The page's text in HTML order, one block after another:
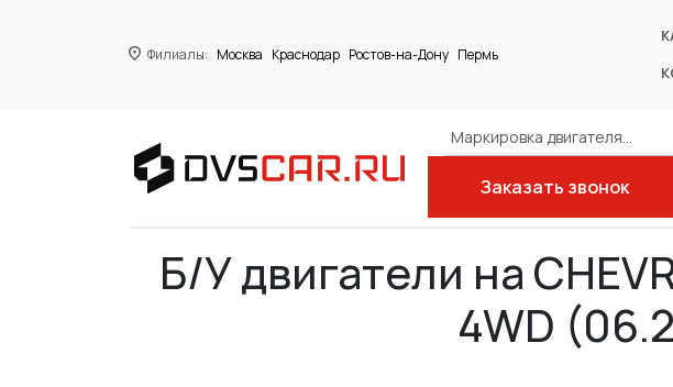
Филиалы: Москва Краснодар Ростов-на-Дону Пермь
Маркировка двигателя...
Заказать звонок
Главная
Б/У двигатели на
4WD